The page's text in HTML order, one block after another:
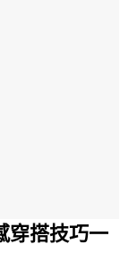
穿搭技巧一